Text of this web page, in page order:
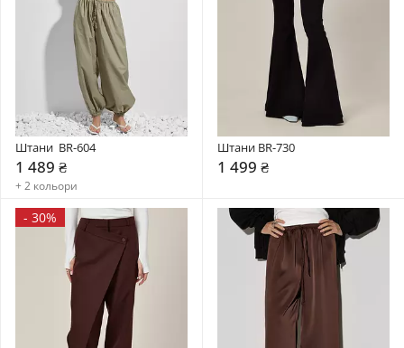
Штани  BR-604
1 489 ₴
+ 2 кольори
Штани BR-730
1 499 ₴
- 30%